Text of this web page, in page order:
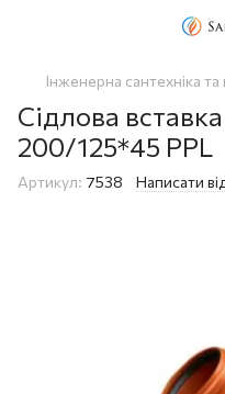
Інженерна сантехніка та
Сідлова
200/125*45 PPL
Артикул: 7538 Написати